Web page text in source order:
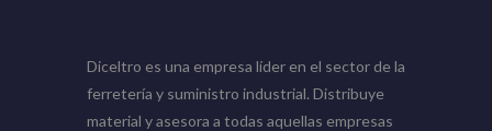
Diceltro es una empresa líder en el sector de la
ferretería y suministro industrial. Distribuye
material y asesora a todas aquellas empresas